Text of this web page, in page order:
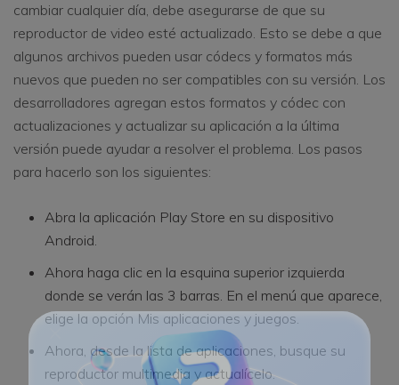
cambiar cualquier día, debe asegurarse de que su
reproductor de video esté actualizado. Esto se debe a que
algunos archivos pueden usar códecs y formatos más
nuevos que pueden no ser compatibles con su versión. Los
desarrolladores agregan estos formatos y códec con
actualizaciones y actualizar su aplicación a la última
versión puede ayudar a resolver el problema. Los pasos
para hacerlo son los siguientes:
Abra la aplicación Play Store en su dispositivo
Android.
Ahora haga clic en la esquina superior izquierda
donde se verán las 3 barras. En el menú que aparece,
elige la opción Mis aplicaciones y juegos.
Ahora, desde la lista de aplicaciones, busque su
reproductor multimedia y actualícelo.